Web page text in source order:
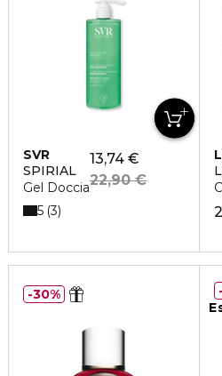
SVR
SPIRIAL
Gel Doccia
13,74 €
22,90 €
5 3
30%